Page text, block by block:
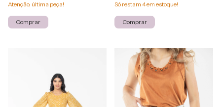
Atenção, última peça!
Comprar
Só restam 4em estoque!
Comprar